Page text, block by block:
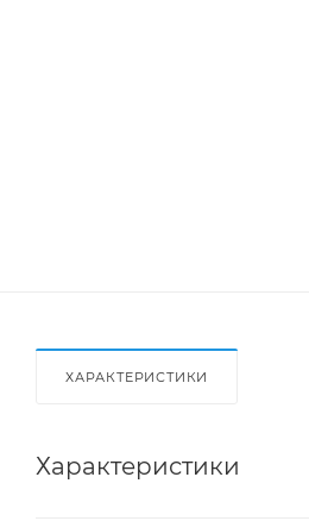
ХАРАКТЕРИСТИКИ
Характеристики